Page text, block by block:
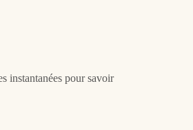
instantanées pour savoir